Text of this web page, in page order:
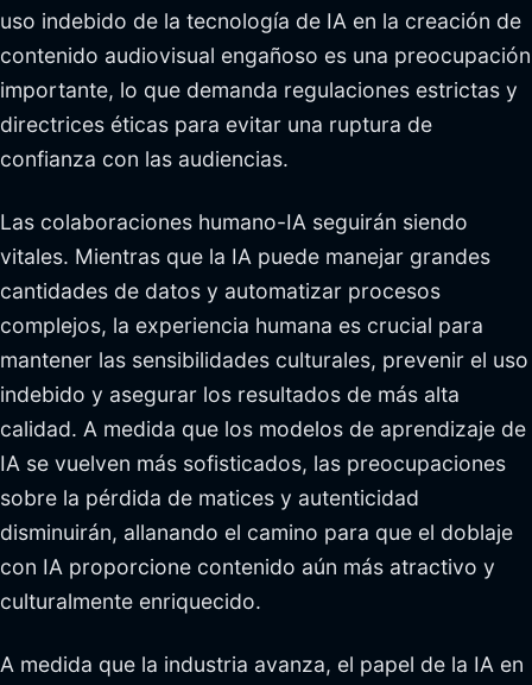
uso indebido de la tecnología de IA en la creación de
contenido audiovisual engañoso es una preocupación
importante, lo que demanda regulaciones estrictas y
directrices éticas para evitar una ruptura de
confianza con las audiencias.
Las colaboraciones humano-IA seguirán siendo
vitales. Mientras que la IA puede manejar grandes
cantidades de datos y automatizar procesos
complejos, la experiencia humana es crucial para
mantener las sensibilidades culturales, prevenir el uso
indebido y asegurar los resultados de más alta
calidad. A medida que los modelos de aprendizaje de
IA se vuelven más sofisticados, las preocupaciones
sobre la pérdida de matices y autenticidad
disminuirán, allanando el camino para que el doblaje
con IA proporcione contenido aún más atractivo y
culturalmente enriquecido.
A medida que la industria avanza, el papel de la IA en